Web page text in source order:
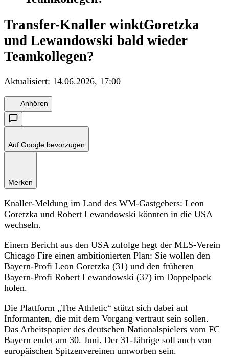
Transfer-Knaller winktGoretzka
und Lewandowski bald wieder
Teamkollegen?
Aktualisiert: 14.06.2026, 17:00
Anhören
Auf Google bevorzugen
Merken
Knaller-Meldung im Land des WM-Gastgebers: Leon
Goretzka und Robert Lewandowski könnten in die USA
wechseln.
Einem Bericht aus den USA zufolge hegt der MLS-Verein
Chicago Fire einen ambitionierten Plan: Sie wollen den
Bayern-Profi Leon Goretzka (31) und den früheren
Bayern-Profi Robert Lewandowski (37) im Doppelpack
holen.
Die Plattform „The Athletic“ stützt sich dabei auf
Informanten, die mit dem Vorgang vertraut sein sollen.
Das Arbeitspapier des deutschen Nationalspielers vom FC
Bayern endet am 30. Juni. Der 31-Jährige soll auch von
europäischen Spitzenvereinen umworben sein.